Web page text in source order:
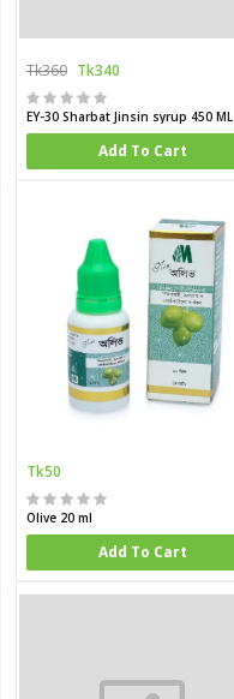
Tk360 Tk340
EY-30 Sharbat Jinsin syrup 450 ML
Add To Cart
Tk50
Olive 20 ml
Add To Cart